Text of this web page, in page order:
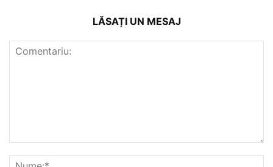
LĂSAȚI UN MESAJ